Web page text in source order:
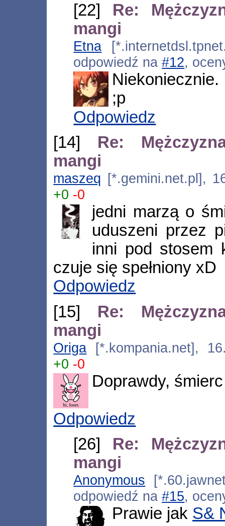
[22] Re:
mangi
Etna
odpowiedź na#12,
;p
Odpowiedz
[14] Re:
mangi
maszeq [*.gemini.net.pl],
+0 -0
jedni marzą o
uduszeni przez
inni pod stosem
czuje się spełniony xD
Odpowiedz
[15] Re:
mangi
Origa [*.kompania.net],
+0 -0
Doprawdy,
Odpowiedz
[26] Re:
mangi
Anonymous
odpowiedź na#15,
Prawie jak S&